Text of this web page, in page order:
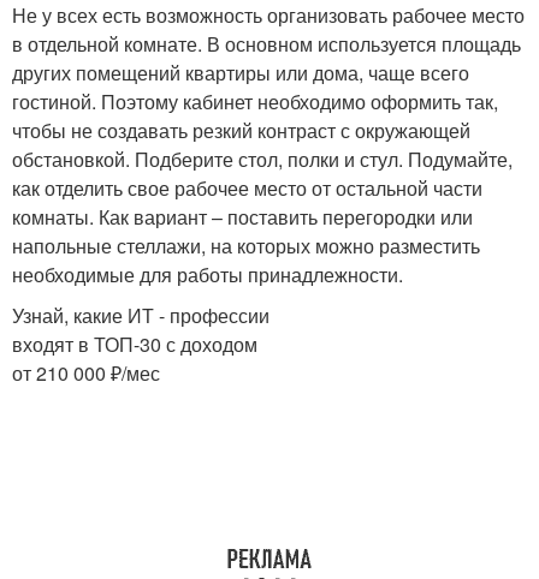
Не у всех есть возможность организовать рабочее место
в отдельной комнате. В основном используется площадь
других помещений квартиры или дома, чаще всего
гостиной. Поэтому кабинет необходимо оформить так,
чтобы не создавать резкий контраст с окружающей
обстановкой. Подберите стол, полки и стул. Подумайте,
как отделить свое рабочее место от остальной части
комнаты. Как вариант – поставить перегородки или
напольные стеллажи, на которых можно разместить
необходимые для работы принадлежности.
Узнай, какие ИТ - профессии
входят в ТОП-30 с доходом
от 210 000 ₽/мес